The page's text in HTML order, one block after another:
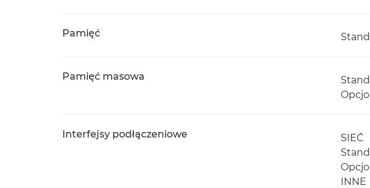
Pamięć
Pamięć masowa
Interfejsy podłączeniowe
SIEĆ
INNE